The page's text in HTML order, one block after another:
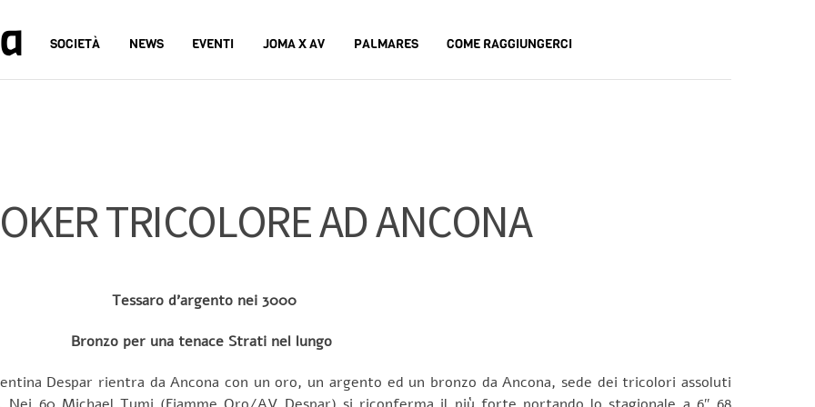
SOCIETÀ NEWS EVENTI JOMA X AV PALMARES COME RAGGIUNGERCI
TRICOLORE AD ANCONA
Tessaro d’argento nei 3000
Bronzo per una tenace Strati nel lungo
Despar rientra da Ancona con un oro, un argento ed un bronzo da Ancona, sede dei tricolori assoluti